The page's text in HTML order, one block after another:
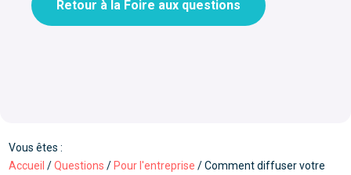
Retour à la Foire aux questions
Vous êtes :
Accueil / Questions / Pour l'entreprise /Comment diffuser votre